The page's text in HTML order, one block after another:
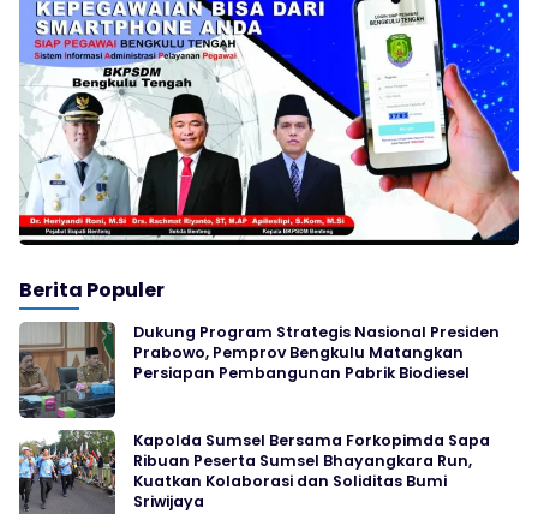
Berita Populer
Dukung Program Strategis Nasional Presiden
Prabowo, Pemprov Bengkulu Matangkan
Persiapan Pembangunan Pabrik Biodiesel
Kapolda Sumsel Bersama Forkopimda Sapa
Ribuan Peserta Sumsel Bhayangkara Run,
Kuatkan Kolaborasi dan Soliditas Bumi
Sriwijaya